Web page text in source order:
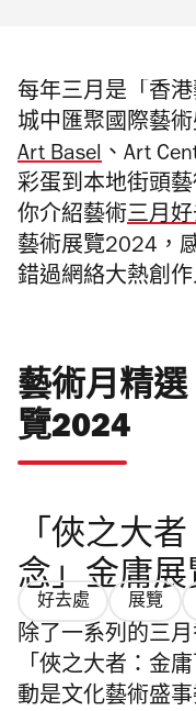
每年三月是「香港
城中匯聚國際藝
Art Basel 、Art
彩蛋到本地街頭
你介紹藝術三月
藝術展覽2024，
錯過網絡大熱創作
藝術月精
覽2024
「俠之大
念」金庸
好去處 展覽
除了一系列的三
「俠之大者：金
動是文化藝術盛